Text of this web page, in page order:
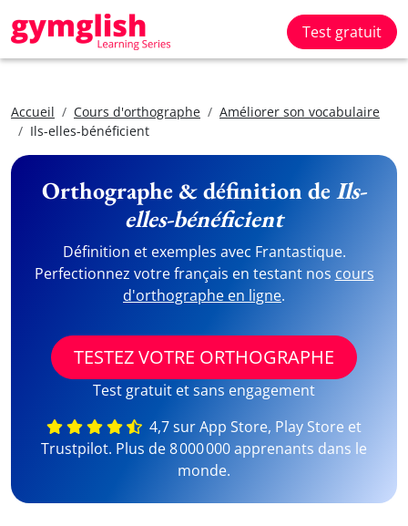
Test gratuit
Accueil Cours d'orthographe
Améliorer son vocabulaire
Ils-elles-bénéficient
Orthographe & définition deIls-
elles-bénéficient
Définition et exemples avec Frantastique.
Perfectionnez votre français en testant nos cours
d'orthographe en ligne.
TESTEZ VOTRE ORTHOGRAPHE
Test gratuit et sans engagement
4,7 sur App Store, Play Store et
Trustpilot. Plus de 8 000 000 apprenants dans le
monde.